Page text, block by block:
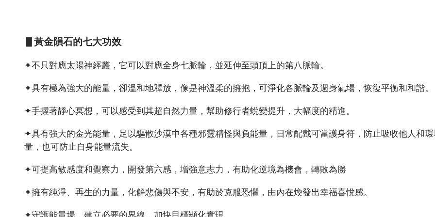
▋黃金隕石的七大功效
✦不只對應太陽神經叢，它可以對應全身七脈輪，並延伸至頭頂上的第八脈輪。
✦具有極為強大的能量，卻溫和地釋放，像是神溫柔的擁抱，可淨化各脈輪及週身氣場，恢復平衡和和諧。
✦手握著靜心冥想，可以感受到其超自然力量，幫助修行者蛻變提升，大幅度的精進。
✦具有強大的金光能量，足以驅散沙漠中各種邪靈精怪與負能量，日常配戴可當護身符，防止吸收他人和
量，也可防止自身能量流失。
✦可提高敏感度和覺察力，開發第六感，增強意志力，有助化逆境為機會，轉敗為勝
✦擁有純淨、再生的力量，化解悲傷與不安，有助於克服恐懼，由內在煥發出幸福喜悅感。
✦守護能量場，建立必要的界線，加快目標顯化實現